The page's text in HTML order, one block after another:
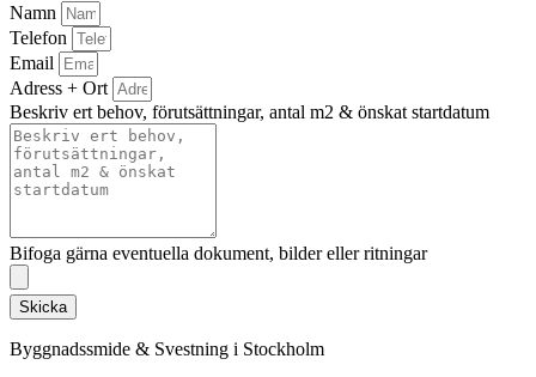
Namn
Telefon
Email
Adress + Ort
Beskriv ert behov, förutsättningar, antal m2 & önskat startdatum
Bifoga gärna eventuella dokument, bilder eller ritningar
Skicka
Byggnadssmide & Svestning i Stockholm